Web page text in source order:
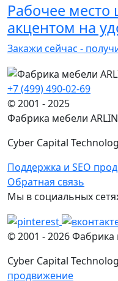
Рабочее место
акцентом на
Закажи сейчас -
+7 (499) 490-02-69
© 2001 - 2025
Фабрика мебели
Cyber Capital
Поддержка и SEO
Обратная связь
Мы в социальных
© 2001 -2026Фабрика
Cyber Capital
продвижение